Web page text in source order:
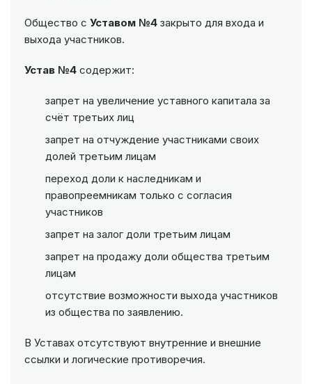
Общество с Уставом №4 закрыто для входа и
выхода участников.
Устав №4 содержит:
запрет на увеличение уставного капитала за
счёт третьих лиц
запрет на отчуждение участниками своих
долей третьим лицам
переход доли к наследникам и
правопреемникам только с согласия
участников
запрет на залог доли третьим лицам
запрет на продажу доли общества третьим
лицам
отсутствие возможности выхода участников
из общества по заявлению.
В Уставах отсутствуют внутренние и внешние
ссылки и логические противоречия.